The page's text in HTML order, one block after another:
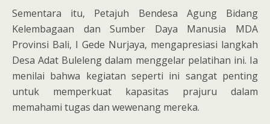
Sementara itu, Petajuh Bendesa Agung Bidang
Kelembagaan dan Sumber Daya Manusia MDA
Provinsi Bali, I Gede Nurjaya, mengapresiasi langkah
Desa Adat Buleleng dalam menggelar pelatihan ini. Ia
menilai bahwa kegiatan seperti ini sangat penting
untuk memperkuat kapasitas prajuru dalam
memahami tugas dan wewenang mereka.